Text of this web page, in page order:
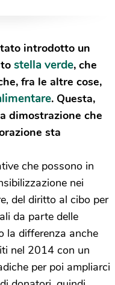
introdotto un
stella verde, che
fra le altre cose,
. Questa,
dimostrazione che
sta
che possono in
nei
del diritto al cibo per
da parte delle
la differenza anche
nel 2014 con un
per poi ampliarci